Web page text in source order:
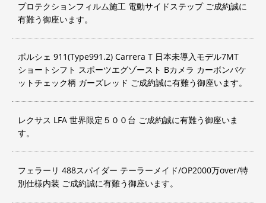
プロテクションフィルム施工 電動サイドステップ ご成約誠に
有難う御座います。
ポルシェ 911(Type991.2) Carrera T 日本未導入モデル7MT
ショートシフト スポーツエグゾースト Bカメラ カーボンバケ
ットチェック柄 ガーズレッド ご成約誠に有難う御座います。
レクサス LFA 世界限定５００台 ご成約誠に有難う御座いま
す。
フェラーリ 488スパイダー テーラーメイド/OP2000万over/特
別仕様内装 ご成約誠に有難う御座います。